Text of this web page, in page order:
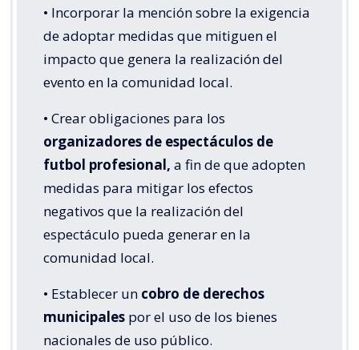
• Incorporar la mención sobre la exigencia
de adoptar medidas que mitiguen el
impacto que genera la realización del
evento en la comunidad local.
• Crear obligaciones para los
organizadores de espectáculos de
futbol profesional, a fin de que adopten
medidas para mitigar los efectos
negativos que la realización del
espectáculo pueda generar en la
comunidad local.
• Establecer un cobro de derechos
municipales por el uso de los bienes
nacionales de uso público.